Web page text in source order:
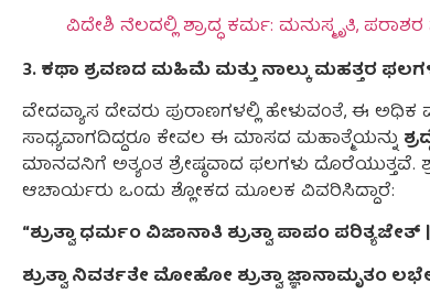
ವಿದೇಶಿ ನೆಲದಲ್ಲಿ ಶ್ರಾದ್ಧ ಕರ್ಮ: ಮನುಸ್ಮೃತಿ,
3. ಕಥಾ ಶ್ರವಣದ ಮಹಿಮೆ ಮತ್ತು ನಾಲ್ಕು ಮಹತ್ತರ
ವೇದವ್ಯಾಸ ದೇವರು ಪುರಾಣಗಳಲ್ಲಿ ಹೇಳುವಂತೆ, ಈ
ಸಾಧ್ಯವಾಗದಿದ್ದರೂ ಕೇವಲ ಈ ಮಾಸದ ಮಹಾತ್ಮೆಯನ್ನು
ಮಾನವನಿಗೆ ಅತ್ಯಂತ ಶ್ರೇಷ್ಠವಾದ ಫಲಗಳು ದೊರೆಯುತ್ತವೆ.
ಆಚಾರ್ಯರು ಒಂದು ಶ್ಲೋಕದ ಮೂಲಕ ವಿವರಿಸಿದ್ದಾರೆ:
“ಶ್ರುತ್ವಾ ಧರ್ಮಂ ವಿಜಾನಾತಿ ಶ್ರುತ್ವಾ ಪಾಪಂ ಪರಿತ್ಯಜೇತ್ |
ಶ್ರುತ್ವಾ ನಿವರ್ತತೇ ಮೋಹೋ ಶ್ರುತ್ವಾ ಜ್ಞಾನಾಮೃತಂ